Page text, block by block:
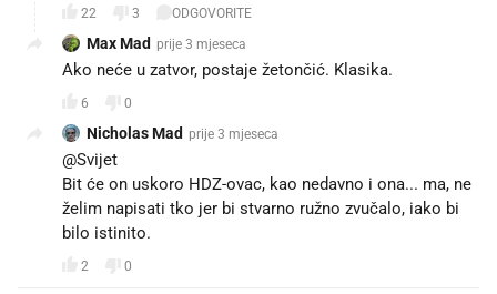
22 3 ODGOVORITE
Max Mad prije 3 mjeseca
Ako neće u zatvor, postaje žetončić. Klasika.
6 0
Nicholas Mad prije 3 mjeseca
@Svijet
Bit će on uskoro HDZ-ovac, kao nedavno i ona... ma, ne
želim napisati tko jer bi stvarno ružno zvučalo, iako bi
bilo istinito.
2 0